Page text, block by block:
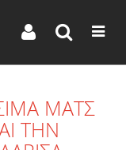
ΜΑΤΣ
ΤΗΝ